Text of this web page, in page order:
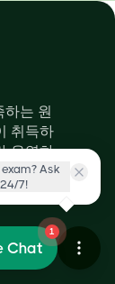
하는 원
취득하
유연하
.
Ask
7!
1
Chat